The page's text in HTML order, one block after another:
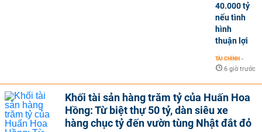
40.000 tỷ
nếu tình
hình
thuận lợi
TÀI CHÍNH -
6 giờ trước
Khối tài sản hàng trăm tỷ của Huấn Hoa
Hồng: Từ biệt thự 50 tỷ, dàn siêu xe
hàng chục tỷ đến vườn tùng Nhật đắt đỏ